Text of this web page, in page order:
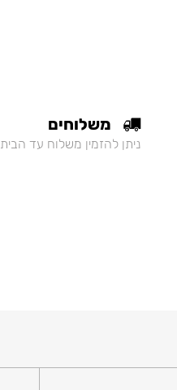
משלוחים
ניתן להזמין משלוח עד הבית